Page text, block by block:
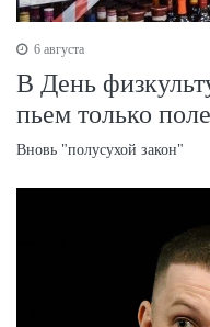
6 августа
В День
пьем только
Вновь "полусухой закон"